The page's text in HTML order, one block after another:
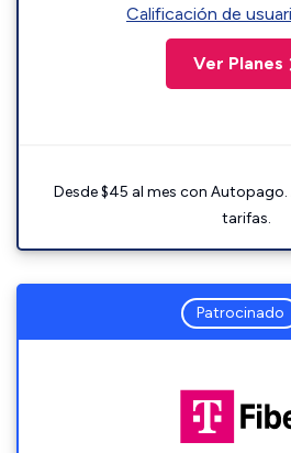
Calificación de
Ver Planes
Desde $45 al mes con
tarifas.
Patrocinado